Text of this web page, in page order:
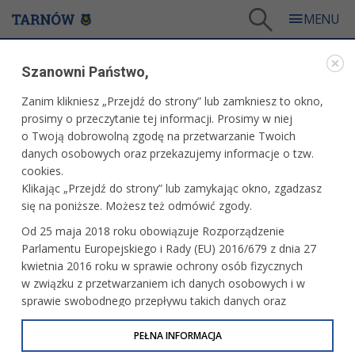
Piknik Rady Osiedla Koszyce
WARTO ZOBACZYĆ
PIKNIK RADY OSIEDLA KOSZYCE
30.05.2026, 17:44 fot. Paweł Topolski, www.tarnow.pl
Szanowni Państwo,
Zanim klikniesz „Przejdź do strony” lub zamkniesz to okno,
prosimy o przeczytanie tej informacji. Prosimy w niej
o Twoją dobrowolną zgodę na przetwarzanie Twoich
danych osobowych oraz przekazujemy informacje o tzw.
cookies.
Klikając „Przejdź do strony” lub zamykając okno, zgadzasz
się na poniższe. Możesz też odmówić zgody.
Od 25 maja 2018 roku obowiązuje Rozporządzenie
Parlamentu Europejskiego i Rady (EU) 2016/679 z dnia 27
kwietnia 2016 roku w sprawie ochrony osób fizycznych
w związku z przetwarzaniem ich danych osobowych i w
sprawie swobodnego przepływu takich danych oraz
uchylenia dyrektywy 95/46/WE (określane jako RODO, GDPR
lub Ogólne Rozporządzenie o Ochronie Danych
PEŁNA INFORMACJA